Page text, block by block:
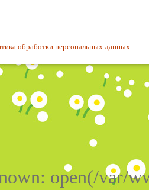
обработки персональных данных
open(/var/